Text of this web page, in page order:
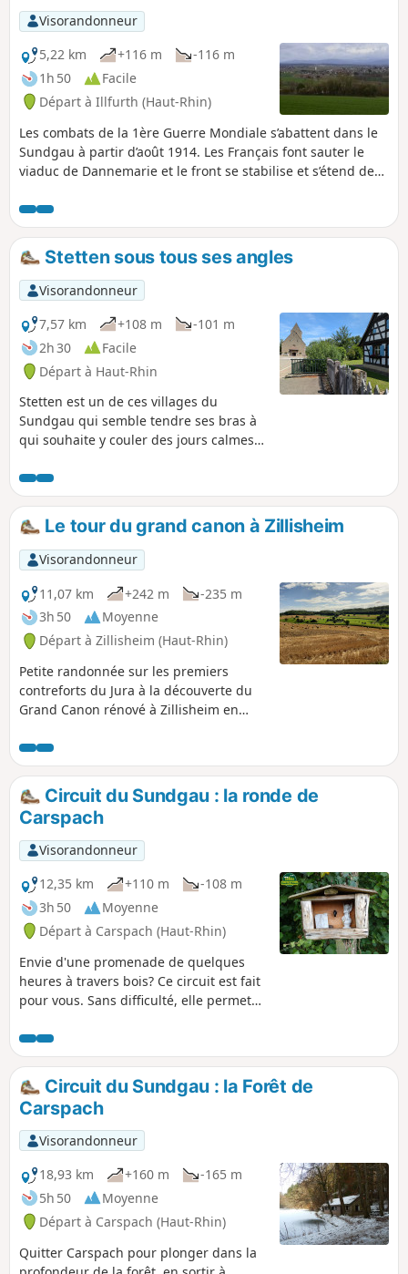
Visorandonneur
5,22 km
+116 m
-116 m
1h 50
Facile
Départ à Illfurth (Haut-Rhin)
Les combats de la 1ère Guerre Mondiale s’abattent dans le
Sundgau à partir d’août 1914. Les Français font sauter le
viaduc de Dannemarie et le front se stabilise et s’étend des
quelques kilomètres d’Illfurth du côté de Heidwiller. Au
cours de cette visite, vous découvrirez plusieurs bunkers
aux vocations multiples, à la fois dépôt de munitions, poste
d’observation ou emplacement de pièces d’artillerie et
plusieurs casemates.
Stetten sous tous ses angles
Visorandonneur
7,57 km
+108 m
-101 m
2h 30
Facile
Départ à Haut-Rhin
Stetten est un de ces villages du
Sundgau qui semble tendre ses bras à
qui souhaite y couler des jours calmes
traditionnelle. En parcourant le village
et ses alentours, vous pourrez y admirer
les nombreuses jolies maisons nichées
dans leurs beaux jardins entretenus. Le
Chêne Tafelbaum, plusieurs fois
centenaire, surplombe la zone des Trois
Frontières et vous montre le chemin
d'une forêt que la présence d'un
ruisseau rendrait presque féérique.
Le tour du grand canon à Zillisheim
Visorandonneur
11,07 km
+242 m
-235 m
3h 50
Moyenne
Départ à Zillisheim (Haut-Rhin)
Petite randonnée sur les premiers
contreforts du Jura à la découverte du
Grand Canon rénové à Zillisheim en
guerre 14/18 et la Chapelle Saint-Brice à
Illfurth.
Circuit du Sundgau : la ronde de
Carspach
Visorandonneur
12,35 km
+110 m
-108 m
3h 50
Moyenne
Départ à Carspach (Haut-Rhin)
Envie d'une promenade de quelques
heures à travers bois? Ce circuit est fait
pour vous. Sans difficulté, elle permet
"secrets" de cette partie du Sundgau et
de profiter pleinement d'un bon
moment passé dehors.
Circuit du Sundgau : la Forêt de
Carspach
Visorandonneur
18,93 km
+160 m
-165 m
5h 50
Moyenne
Départ à Carspach (Haut-Rhin)
Quitter Carspach pour plonger dans la